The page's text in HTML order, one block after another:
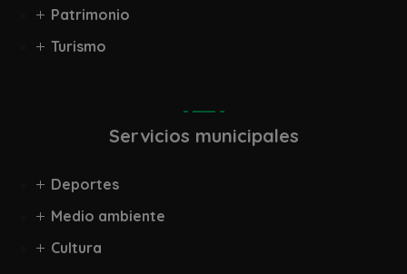
Patrimonio
Turismo
Servicios municipales
Deportes
Medio ambiente
Cultura